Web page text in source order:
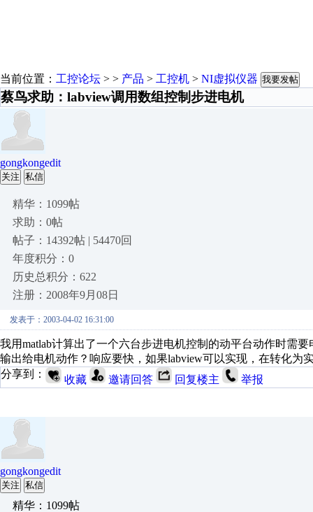
当前位置： 工控论坛 > > 产品 > 工控机 > NI虚拟仪器 我要发帖
蔡鸟求助：labview调用数组控制步进电机
gongkongedit
关注 私信
精华：1099帖
求助：0帖
帖子：14392帖 | 54470回
年度积分：0
历史总积分：622
注册：2008年9月08日
发表于：2003-04-02 16:31:00
我用matlab计算出了一个六台步进电机控制的动平台动作时需
输出给电机动作？响应要快，如果labview可以实现，在转化为
分享到：
收藏 邀请回答 回复楼主 举报
gongkongedit
关注 私信
精华：1099帖